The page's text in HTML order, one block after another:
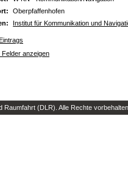
Oberpfaffenhofen
Institut für Kommunikation und
Felder anzeigen
(DLR). Alle Rechte vorbehalten.